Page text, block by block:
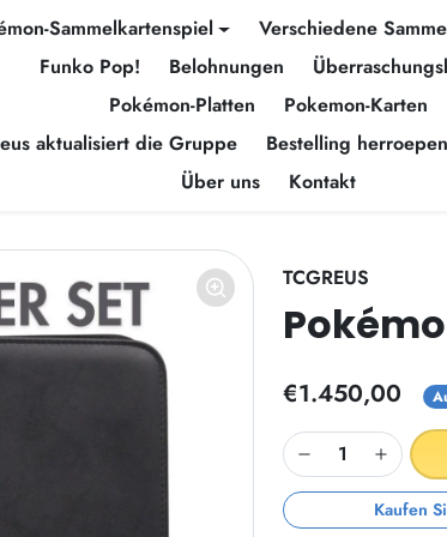
Sammelkartenspiel
Verschiedene
Funko Pop!
Belohnungen
Pokémon-Platten
Pokemon-Karten
aktualisiert die Gruppe
Bestelling
Über uns
Kontakt
TCGREUS
€1.450,00
Kaufen